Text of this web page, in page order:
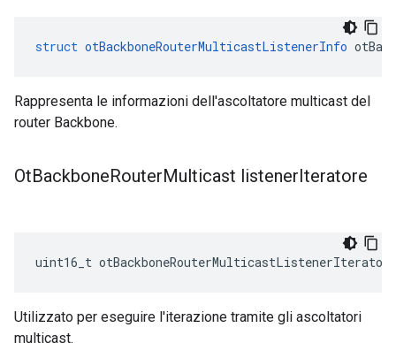
struct otBackboneRouterMulticastListenerInfo
Rappresenta le informazioni dell'ascoltatore multicast del
router Backbone.
OtBackboneRouterMulticast listenerIteratore
uint16_t otBackboneRouterMulticastListenerIterator
Utilizzato per eseguire l'iterazione tramite gli ascoltatori
multicast.